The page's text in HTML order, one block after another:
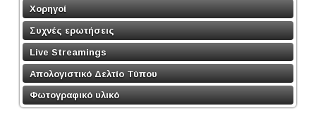
Χορηγοί
Συχνές ερωτήσεις
Live Streamings
Απολογιστικό Δελτίο Τύπου
Φωτογραφικό υλικό